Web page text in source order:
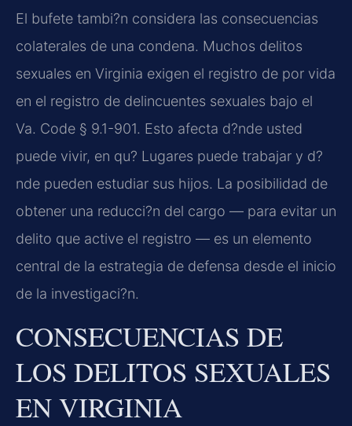
El bufete tambi?n considera las consecuencias
colaterales de una condena. Muchos delitos
sexuales en Virginia exigen el registro de por vida
en el registro de delincuentes sexuales bajo el
Va. Code § 9.1-901. Esto afecta d?nde usted
puede vivir, en qu? Lugares puede trabajar y d?
nde pueden estudiar sus hijos. La posibilidad de
obtener una reducci?n del cargo — para evitar un
delito que active el registro — es un elemento
central de la estrategia de defensa desde el inicio
de la investigaci?n.
CONSECUENCIAS DE
LOS DELITOS SEXUALES
EN VIRGINIA